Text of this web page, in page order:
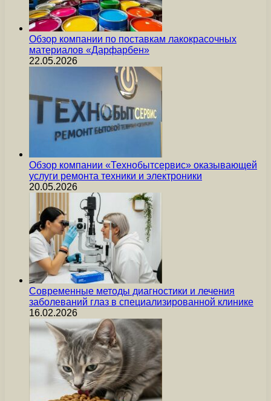
Обзор компании по поставкам лакокрасочных
материалов «Дарфарбен»
22.05.2026
Обзор компании «Технобытсервис» оказывающей
услуги ремонта техники и электроники
20.05.2026
Современные методы диагностики и лечения
заболеваний глаз в специализированной клинике
16.02.2026